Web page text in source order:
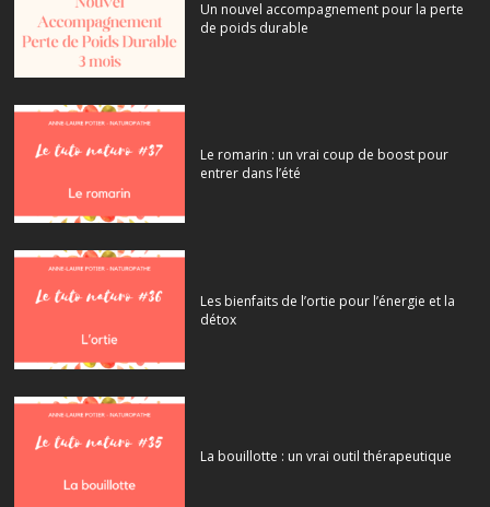
Un nouvel accompagnement pour la perte
de poids durable
Le romarin : un vrai coup de boost pour
entrer dans l’été
Les bienfaits de l’ortie pour l’énergie et la
détox
La bouillotte : un vrai outil thérapeutique